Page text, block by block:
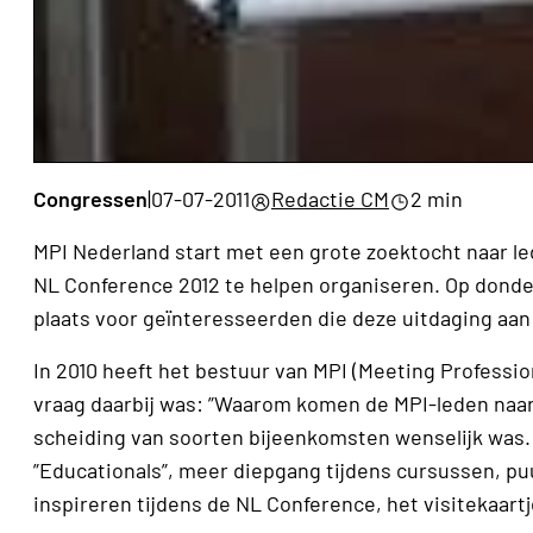
Congressen|07-07-2011 Redactie CM
2 min
MPI Nederland start met een grote zoektocht naar
NL Conference 2012 te helpen organiseren. Op
plaats voor geïnteresseerden die deze uitdaging
In 2010 heeft het bestuur van MPI (Meeting
vraag daarbij was: ”Waarom komen de MPI-leden
scheiding van soorten bijeenkomsten wenselijk
”Educationals”, meer diepgang tijdens cursussen,
inspireren tijdens de NL Conference, het